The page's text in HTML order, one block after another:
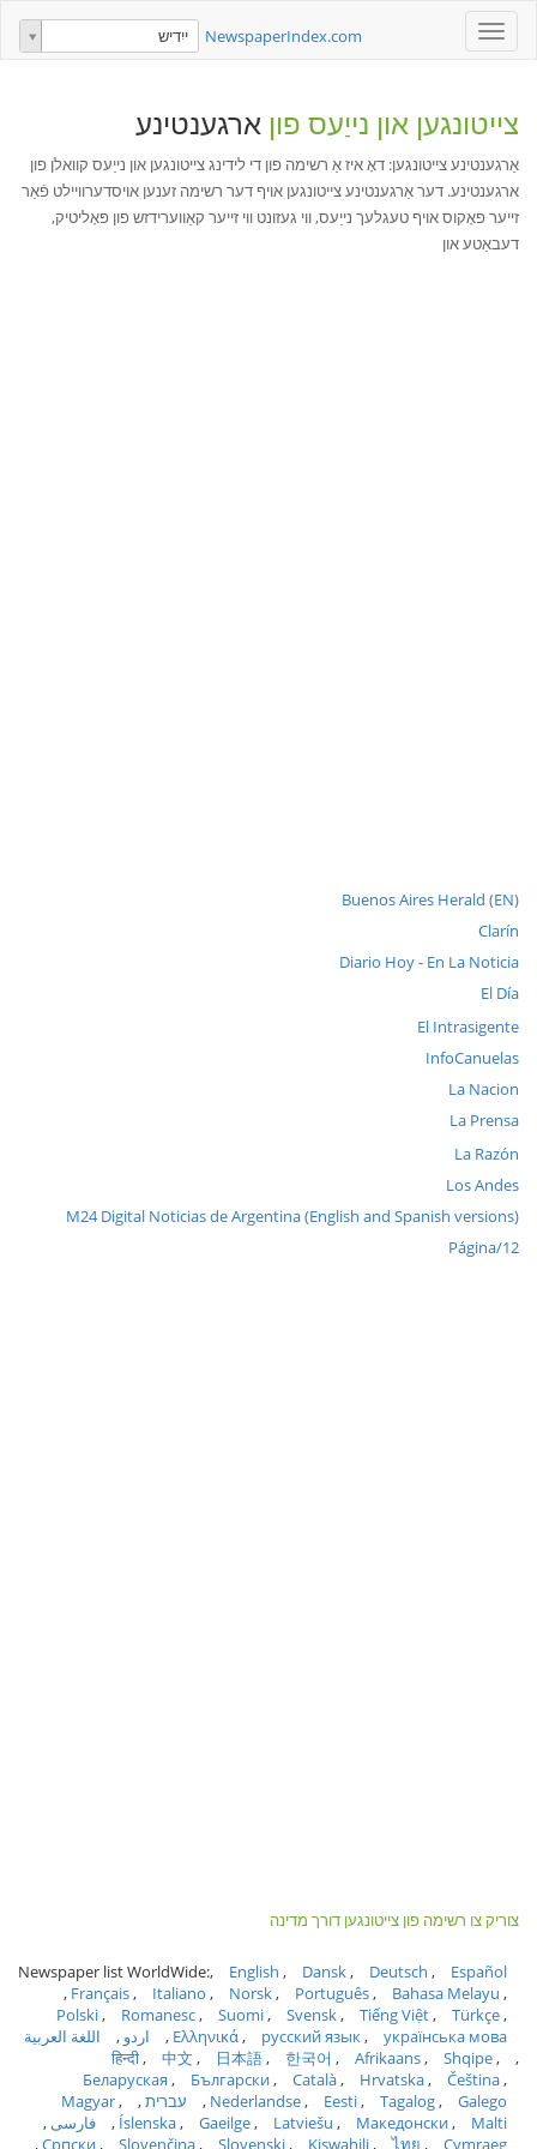
Toggle
navigation
NewspaperIndex.com ייִדיש
צייטונגען און נייַעס פון ארגענטינע
אַרגענטינע צייטונגען: דאָ איז אַ רשימה פון די לידינג צייטונגען און נייַעס קוואלן פון
ארגענטינע. דער אַרגענטינע צייטונגען אויף דער רשימה זענען אויסדערוויילט פֿאַר
זייער פאָקוס אויף טעגלעך נייַעס, ווי געזונט ווי זייער קאַווערידזש פון פּאָליטיק,
דעבאַטע און
Buenos Aires Herald (EN)
Clarín
Diario Hoy - En La Noticia
El Día
El Intrasigente
InfoCanuelas
La Nacion
La Prensa
La Razón
Los Andes
M24 Digital Noticias de Argentina (English and Spanish versions)
Página/12
צוריק צו רשימה פון צייטונגען דורך מדינה
Newspaper list WorldWide: English Dansk Deutsch
Español
Français
Italiano Norsk Português
Bahasa Melayu
Polski
Romanesc Suomi Svensk Tiếng Việt
Türkçe
Ελληνικά
русский язык українська мова اردو
اللغة العربية
हिन्दी
中文 日本語 한국어 Afrikaans
Shqipe
Беларуская
Български Català Hrvatska
Čeština
Nederlandse
Eesti Tagalog Galego עברית
Magyar
Íslenska
Gaeilge Latviešu Македонски Malti
فارسی
Српски
Slovenčina Slovenski Kiswahili ไทย Cymraeg